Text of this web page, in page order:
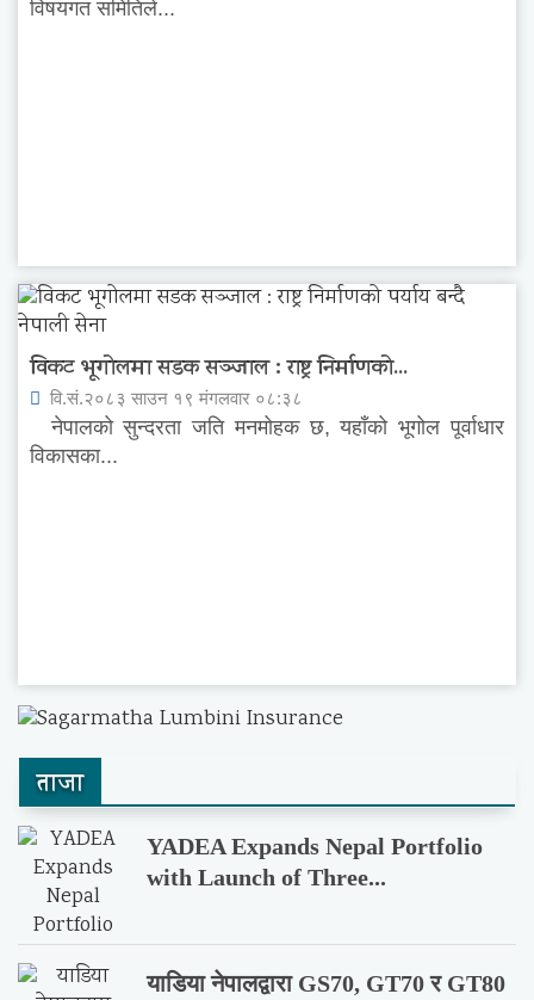
विषयगत समितिले...
विकट भूगोलमा सडक सञ्जाल : राष्ट्र निर्माणको...
वि.सं.२०८३ साउन १९ मंगलवार ०८:३८
नेपालको सुन्दरता जति मनमोहक छ, यहाँको भूगोल पूर्वाधार
विकासका...
ताजा
YADEA Expands Nepal Portfolio
with Launch of Three...
याडिया नेपालद्वारा GS70, GT70 र GT80